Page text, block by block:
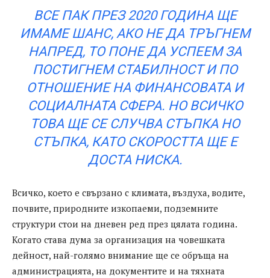
ВСЕ ПАК ПРЕЗ 2020 ГОДИНА ЩЕ
ИМАМЕ ШАНС, АКО НЕ ДА ТРЪГНЕМ
НАПРЕД, ТО ПОНЕ ДА УСПЕЕМ ЗА
ПОСТИГНЕМ СТАБИЛНОСТ И ПО
ОТНОШЕНИЕ НА ФИНАНСОВАТА И
СОЦИАЛНАТА СФЕРА. НО ВСИЧКО
ТОВА ЩЕ СЕ СЛУЧВА СТЪПКА НО
СТЪПКА, КАТО СКОРОСТТА ЩЕ Е
ДОСТА НИСКА.
Всичко, което е свързано с климата, въздуха, водите,
почвите, природните изкопаеми, подземните
структури стои на дневен ред през цялата година.
Когато става дума за организация на човешката
дейност, най-голямо внимание ще се обръща на
администрацията, на документите и на тяхната